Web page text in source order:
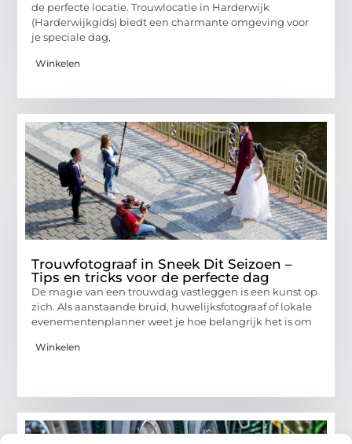
de perfecte locatie. Trouwlocatie in Harderwijk
(Harderwijkgids) biedt een charmante omgeving voor
je speciale dag,
Winkelen
Trouwfotograaf in Sneek Dit Seizoen –
Tips en tricks voor de perfecte dag
De magie van een trouwdag vastleggen is een kunst op
zich. Als aanstaande bruid, huwelijksfotograaf of lokale
evenementenplanner weet je hoe belangrijk het is om
Winkelen